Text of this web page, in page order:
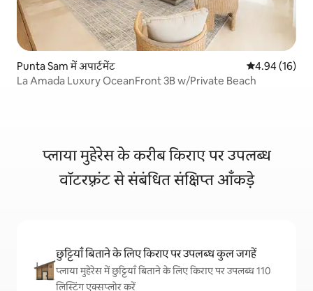
Punta Sam में अपार्टमेंट औसत रेटिंग 5 में
4.94 (16)
La Amada Luxury OceanFront 3B w/Private Beach
प्लाया मुहेरेस के करीब किराए पर उपलब्ध
वॉटरफ़्रंट से संबंधित संक्षिप्त आँकड़े
छुट्टियाँ बिताने के लिए किराए पर उपलब्ध कुल जगहें
प्लाया मुहेरेस में छुट्टियाँ बिताने के लिए किराए पर उपलब्ध 110
लिस्टिंग एक्सप्लोर करें